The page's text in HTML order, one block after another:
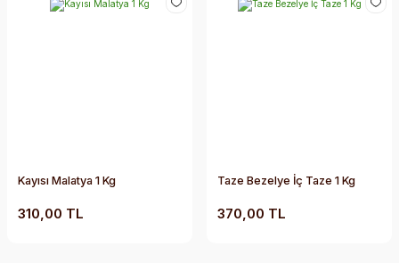
Kayısı Malatya 1 Kg
310,00 TL
Taze Bezelye İç Taze 1 Kg
370,00 TL